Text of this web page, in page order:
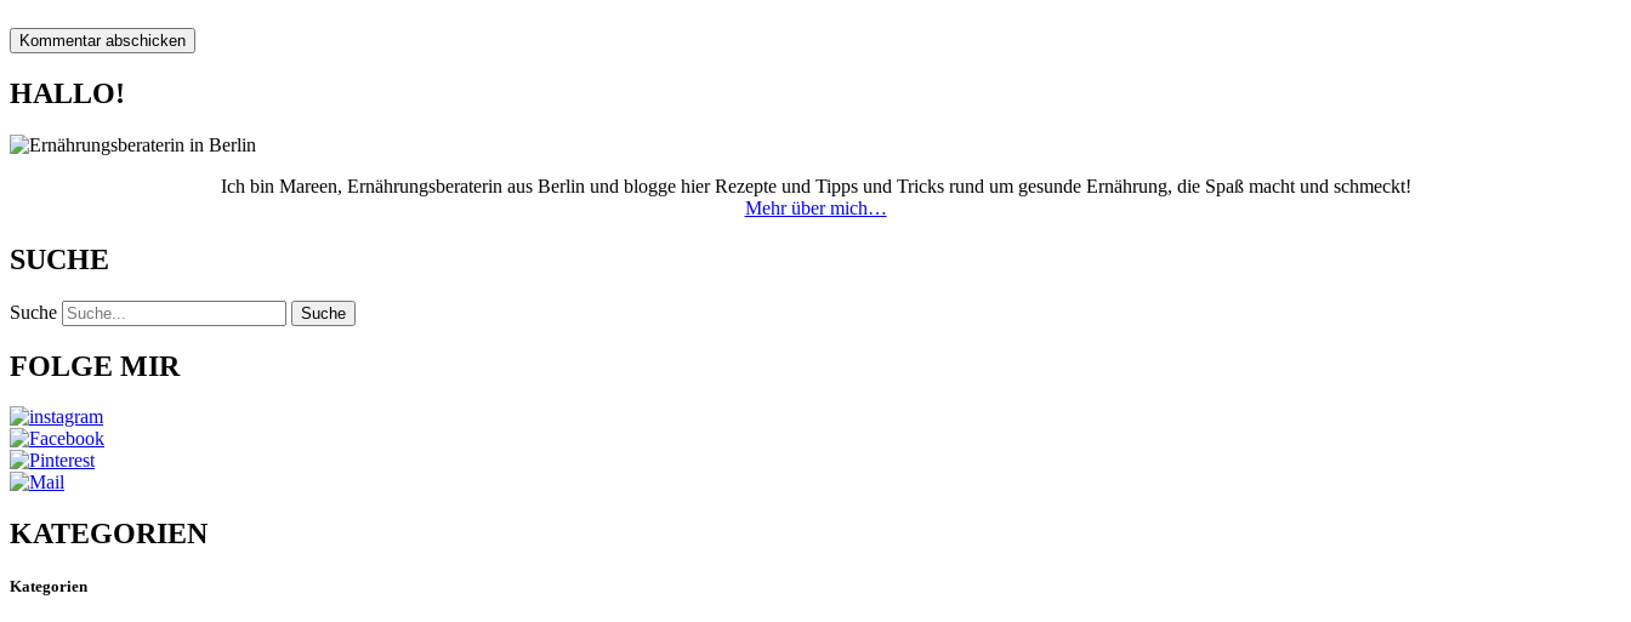
HALLO!
Ich bin Mareen, Ernährungsberaterin aus Berlin und blogge hier Rezepte und Tipps und Tricks rund um gesunde Ernährung, die Spaß macht und schmeckt!
Mehr über mich…
SUCHE
Suche Suche
FOLGE MIR
KATEGORIEN
Kategorien